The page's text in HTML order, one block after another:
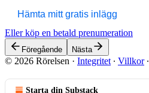
Hämta mitt gratis inlägg
Eller köp en betald prenumeration
Föregående Nästa
© 2026 Rörelsen · Integritet ∙ Villkor∙
Starta din Substack